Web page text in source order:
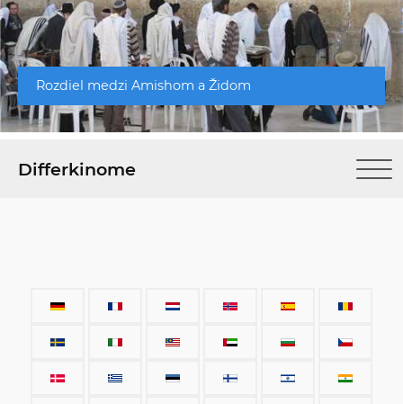
Rozdiel medzi Amishom a Židom
Differkinome